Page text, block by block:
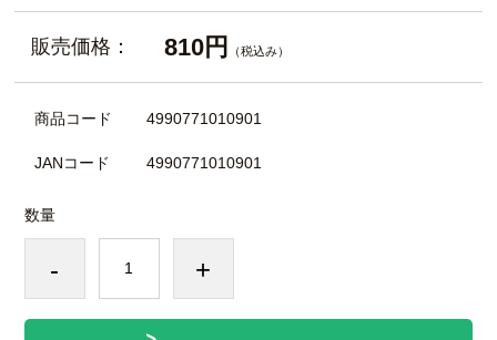
販売価格： 810円 （税込み）
商品コード 4990771010901
JANコード 4990771010901
数量
- +